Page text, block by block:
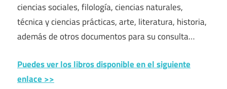
ciencias sociales, filología, ciencias naturales,
técnica y ciencias prácticas, arte, literatura, historia,
además de otros documentos para su consulta…
Puedes ver los libros disponible en el siguiente
enlace >>